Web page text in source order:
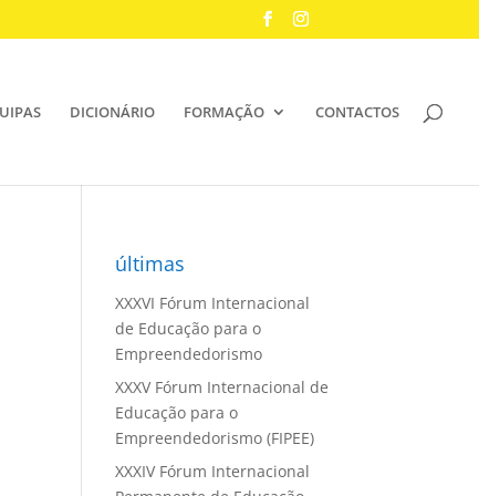
DICIONÁRIO FORMAÇÃO CONTACTOS
últimas
XXXVI Fórum Internacional
de Educação para o
Empreendedorismo
XXXV Fórum Internacional de
Educação para o
Empreendedorismo (FIPEE)
XXXIV Fórum Internacional